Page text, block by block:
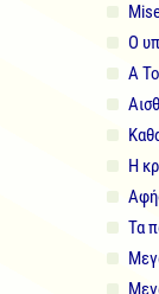
Ο
A
Η
Τα